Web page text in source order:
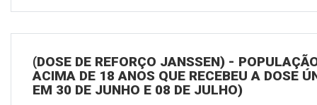
(DOSE DE REFORÇO JANSSEN) -
ACIMA DE 18 ANOS QUE RECEBEU A DOSE
EM 30 DE JUNHO E 08 DE JULHO)